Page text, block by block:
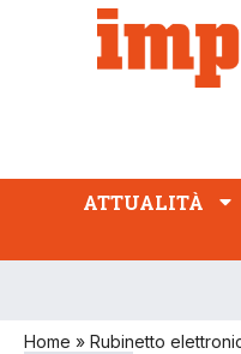
ATTUALITÀ
PROFESSIONE
ATTUALITÀ
Home » Rubinetto